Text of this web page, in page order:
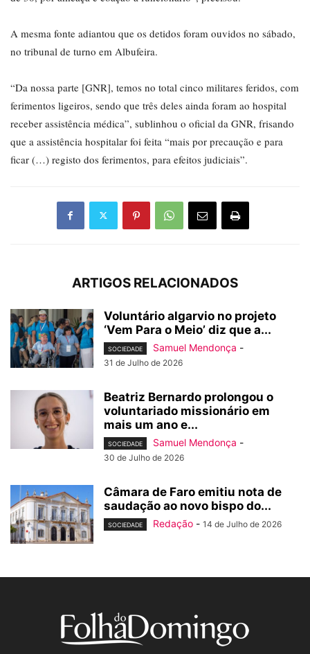
A mesma fonte adiantou que os detidos foram ouvidos no sábado,
no tribunal de turno em Albufeira.
“Da nossa parte [GNR], temos no total cinco militares feridos, com
ferimentos ligeiros, sendo que três deles ainda foram ao hospital
receber assistência médica”, sublinhou o oficial da GNR, frisando
que a assistência hospitalar foi feita “mais por precaução e para
ficar (…) registo dos ferimentos, para efeitos judiciais”.
ARTIGOS RELACIONADOS
Voluntário algarvio no projeto
‘Vem Para o Meio’ diz que a...
SOCIEDADE Samuel Mendonça -
31 de Julho de 2026
Beatriz Bernardo prolongou o
voluntariado missionário em
mais um ano e...
SOCIEDADE Samuel Mendonça -
30 de Julho de 2026
Câmara de Faro emitiu nota de
saudação ao novo bispo do...
SOCIEDADE Redação - 14 de Julho de 2026